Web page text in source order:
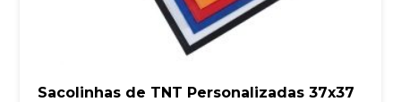
Sacolinhas de TNT Personalizadas 37x37